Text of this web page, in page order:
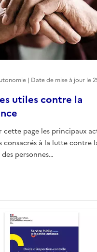
utiles contre la
cette page les principaux
consacrés à la lutte contre
personnes…
| Date de mise à jour le